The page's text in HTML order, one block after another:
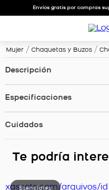
Envíos gratis por compras
Mujer Chaquetas y Buzos
Descripción
Especificaciones
Cuidados
Te podría